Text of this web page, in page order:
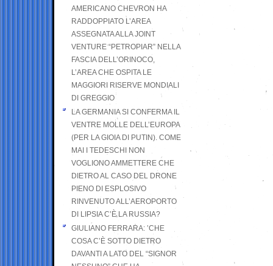
AMERICANO CHEVRON HA
RADDOPPIATO L’AREA
ASSEGNATA ALLA JOINT
VENTURE “PETROPIAR” NELLA
FASCIA DELL’ORINOCO,
L’AREA CHE OSPITA LE
MAGGIORI RISERVE MONDIALI
DI GREGGIO
LA GERMANIA SI CONFERMA IL
VENTRE MOLLE DELL’EUROPA
(PER LA GIOIA DI PUTIN). COME
MAI I TEDESCHI NON
VOGLIONO AMMETTERE CHE
DIETRO AL CASO DEL DRONE
PIENO DI ESPLOSIVO
RINVENUTO ALL’AEROPORTO
DI LIPSIA C’È LA RUSSIA?
GIULIANO FERRARA: ’CHE
COSA C’È SOTTO DIETRO
DAVANTI A LATO DEL “SIGNOR